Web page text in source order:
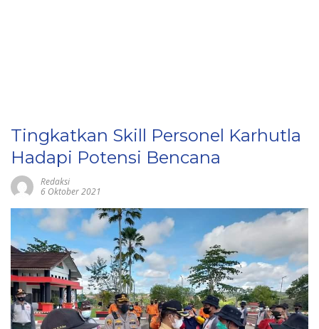
Tingkatkan Skill Personel Karhutla
Hadapi Potensi Bencana
Redaksi
6 Oktober 2021